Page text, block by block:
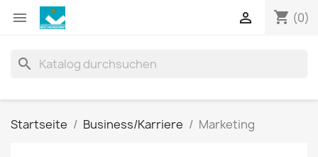
 shopping_cart (0)

search
Startseite Business/Karriere Marketing